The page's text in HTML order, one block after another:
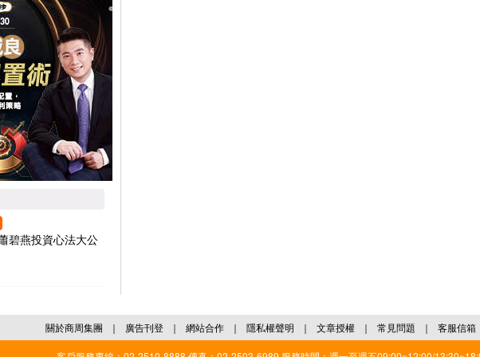
碧燕投資心法大公
關於商周集團 ｜ 廣告刊登 ｜ 網站合作 ｜ 隱私權聲明 ｜ 文章授權 ｜ 常見問題 ｜ 客服信箱